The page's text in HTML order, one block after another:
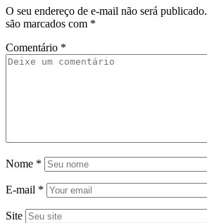
O seu endereço de e-mail não será publicado.
são marcados com *
Comentário *
Nome *
E-mail *
Site